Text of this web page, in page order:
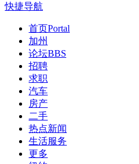
快捷导航
首页Portal
加州
论坛BBS
招聘
求职
汽车
房产
二手
热点新闻
生活服务
更多